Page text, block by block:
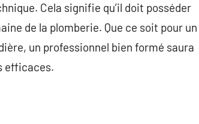
Cela signifie qu’il doit posséder
de la plomberie. Que ce soit pour un
un professionnel bien formé saura
efficaces.